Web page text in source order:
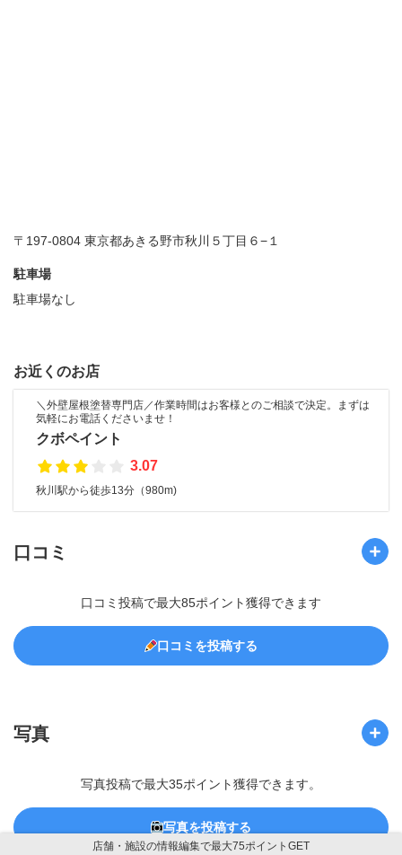
〒197-0804 東京都あきる野市秋川５丁目６−１
駐車場
駐車場なし
お近くのお店
＼外壁屋根塗替専門店／作業時間はお客様とのご相談で決定。まずは
気軽にお電話くださいませ！
クボペイント
3.07
秋川駅から徒歩13分（980m)
口コミ
口コミ投稿で最大85ポイント獲得できます
口コミを投稿する
写真
写真投稿で最大35ポイント獲得できます。
写真を投稿する
店舗・施設の情報編集で最大75ポイントGET